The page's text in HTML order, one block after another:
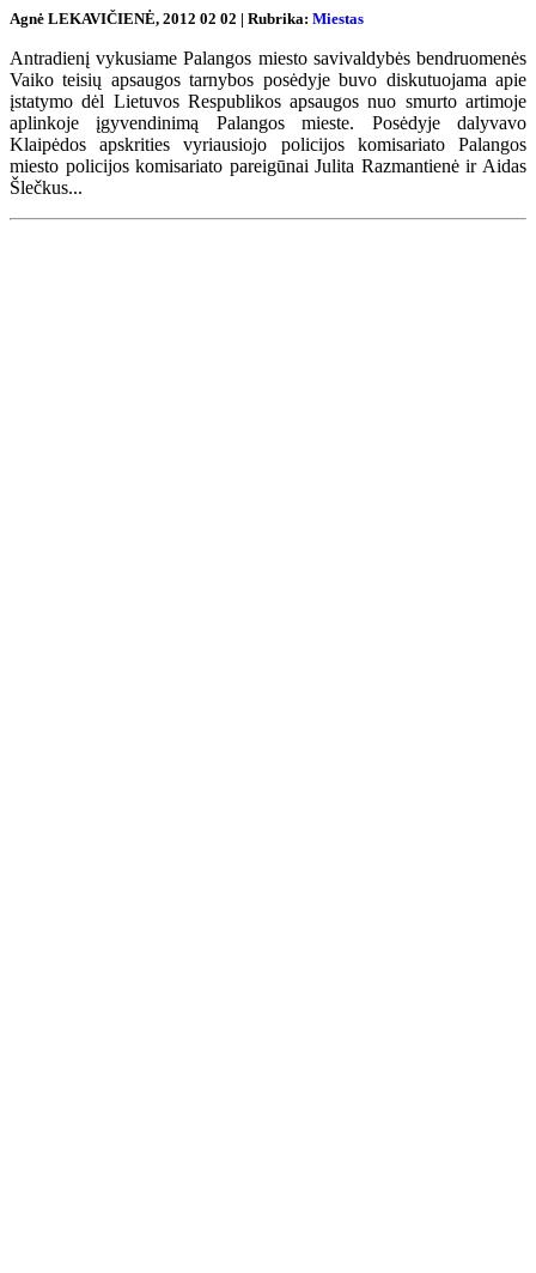
Agnė LEKAVIČIENĖ, 2012 02 02 | Rubrika: Miestas
Antradienį vykusiame Palangos miesto savivaldybės bendruomenės
Vaiko teisių apsaugos tarnybos posėdyje buvo diskutuojama apie
įstatymo dėl Lietuvos Respublikos apsaugos nuo smurto artimoje
aplinkoje įgyvendinimą Palangos mieste. Posėdyje dalyvavo
Klaipėdos apskrities vyriausiojo policijos komisariato Palangos
miesto policijos komisariato pareigūnai Julita Razmantienė ir Aidas
Šlečkus...